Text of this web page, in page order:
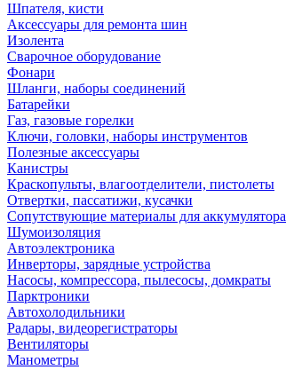
Шпателя, кисти
Аксессуары для ремонта шин
Изолента
Сварочное оборудование
Фонари
Шланги, наборы соединений
Батарейки
Газ, газовые горелки
Ключи, головки, наборы инструментов
Полезные аксессуары
Канистры
Краскопульты, влагоотделители, пистолеты
Отвертки, пассатижи, кусачки
Сопутствующие материалы для аккумулятора
Шумоизоляция
Автоэлектроника
Инверторы, зарядные устройства
Насосы, компрессора, пылесосы, домкраты
Парктроники
Автохолодильники
Радары, видеорегистраторы
Вентиляторы
Манометры